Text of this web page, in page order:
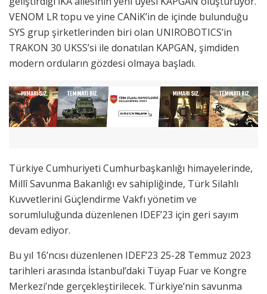
VENOM LR topu ve yine CANiK’in de içinde bulunduğu
SYS grup şirketlerinden biri olan UNIROBOTICS’in
TRAKON 30 UKSS’si ile donatılan KAPGAN, şimdiden
modern orduların gözdesi olmaya başladı.
Türkiye Cumhuriyeti Cumhurbaşkanlığı himayelerinde,
Millî Savunma Bakanlığı ev sahipliğinde, Türk Silahlı
Kuvvetlerini Güçlendirme Vakfı yönetim ve
sorumluluğunda düzenlenen IDEF’23 için geri sayım
devam ediyor.
Bu yıl 16’ncısı düzenlenen IDEF’23 25-28 Temmuz 2023
tarihleri arasında İstanbul’daki Tüyap Fuar ve Kongre
Merkezi’nde gerçekleştirilecek. Türkiye’nin savunma